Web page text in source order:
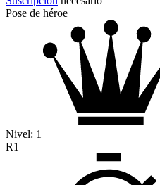
Pose de héroe
Nivel: 1
R1